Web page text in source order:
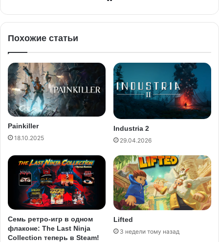
Похожие статьи
Painkiller
18.10.2025
Industria 2
29.04.2026
Семь ретро-игр в одном
флаконе: The Last Ninja
Collection теперь в Steam!
Lifted
3 недели тому назад